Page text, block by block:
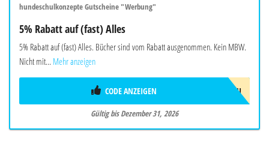
hundeschulkonzepte Gutscheine "Werbung"
5% Rabatt auf (fast) Alles
5% Rabatt auf (fast) Alles. Bücher sind vom Rabatt ausgenommen. Kein MBW.
Nicht mit... Mehr anzeigen
AD!2026/NEU
CODE ANZEIGEN
Gültig bis Dezember 31, 2026